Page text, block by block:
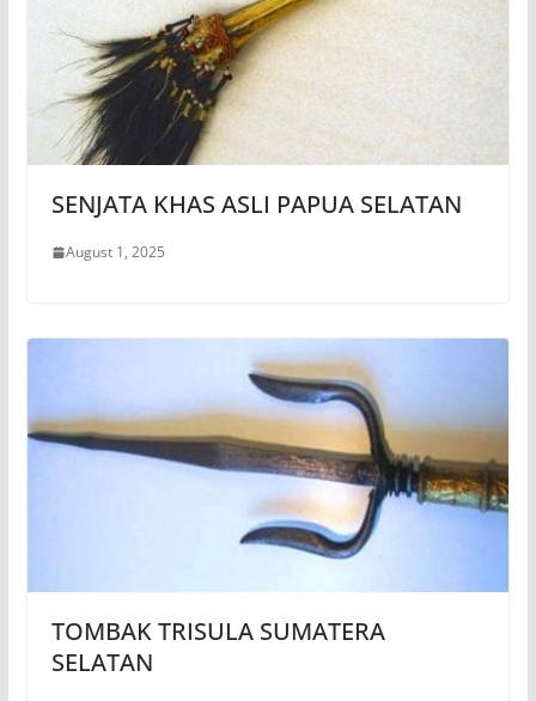
SENJATA KHAS ASLI PAPUA SELATAN
August 1, 2025
TOMBAK TRISULA SUMATERA
SELATAN